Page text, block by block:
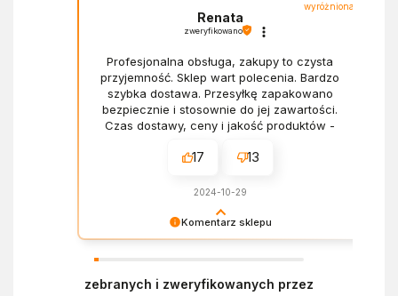
Komentarz sklepu
doświadczeniem. Z pozdrowieniami, Zespół
wyróżniona
Renata
zweryfikowano
Profesjonalna obsługa, zakupy to czysta
przyjemność. Sklep wart polecenia. Bardzo
szybka dostawa. Przesyłkę zapakowano
bezpiecznie i stosownie do jej zawartości.
Czas dostawy, ceny i jakość produktów -
17 13
2024-10-29
zebranych i zweryfikowanych przez